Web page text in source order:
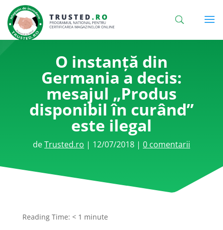
O instanță din
Germania a decis:
mesajul „Produs
disponibil în curând”
este ilegal
deTrusted.ro | 12/07/2018| 0 comentarii
Reading Time: < 1 minute